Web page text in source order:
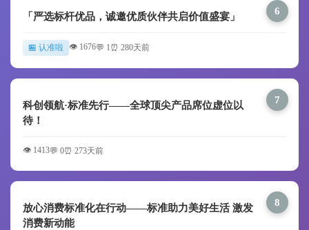
6
「严选标杆优品，诚邀优质伙伴共启价值盛宴」
🏪 认准啦 👁️ 1676💬 1⏰ 280天前
7
科创领航·标准先行——全球顶尖产品席位虚位以
待！
👁️ 1413💬 0⏰ 273天前
8
放心消费标准化在行动——标准助力美好生活 激发
消费新动能